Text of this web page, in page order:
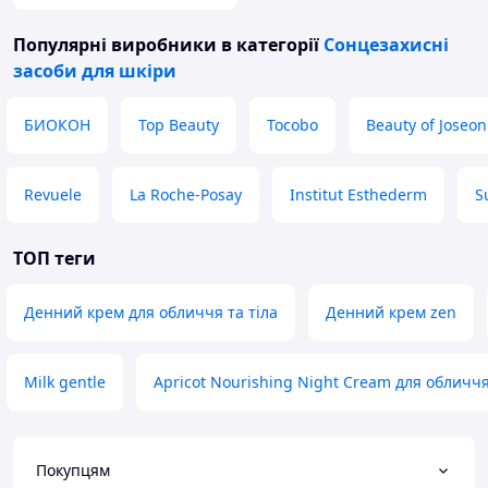
Популярні виробники в категорії Сонцезахисні
засоби для шкіри
БИОКОН Top Beauty Tocobo Beauty of Joseon
Revuele La Roche-Posay Institut Esthederm
ТОП теги
Денний крем для обличчя та тіла Денний крем zen
Milk gentle Apricot Nourishing Night Cream для
Покупцям